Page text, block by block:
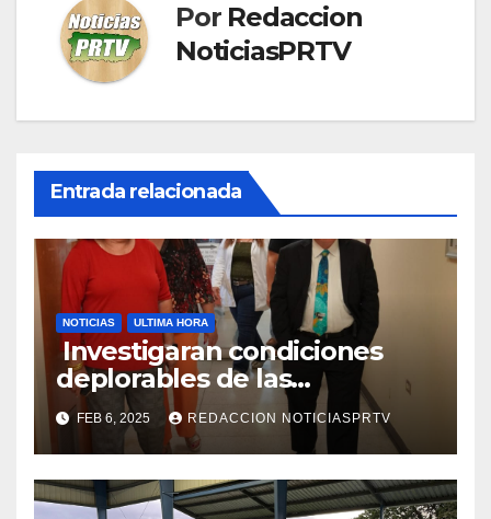
Por Redaccion
NoticiasPRTV
Entrada relacionada
NOTICIAS ULTIMA HORA
Investigaran condiciones
deplorables de las
facilidades el Departamento
de la Salud en Mayagüez
FEB 6, 2025 REDACCION NOTICIASPRTV